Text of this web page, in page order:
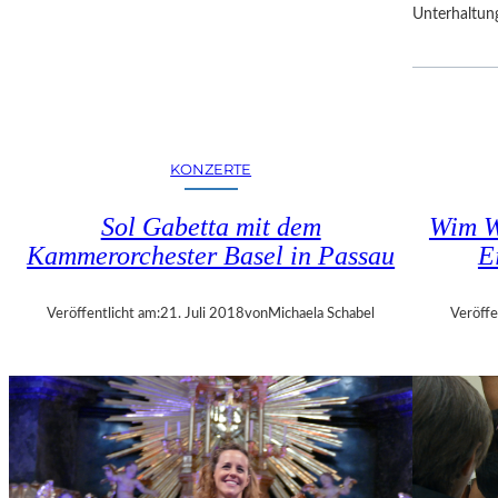
R
E
L
E
KONZERTE
Sol Gabetta mit dem
Kammerorchester Basel in Passau
Veröffentlicht am:21. Juli 2018vonMichaela Schabel
Wim